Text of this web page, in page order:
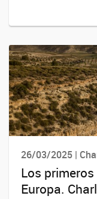
26/03/2025 |
Los
Europa.